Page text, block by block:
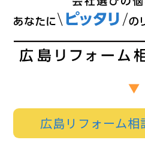
広島リフォーム